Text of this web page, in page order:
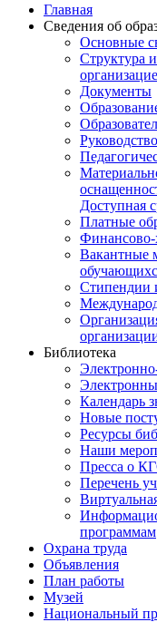
Главная
Сведения об
Основные
Структура
Документы
Руководство
Доступная
Платные
Финансово-
Вакантные
Стипендии
Библиотека
Календарь
Новые
Ресурсы
Наши
Пресса о
Перечень
программам
Охрана труда
Объявления
План работы
Музей
Национальный